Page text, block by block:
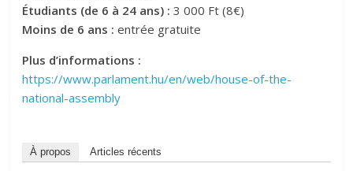
Étudiants (de 6 à 24 ans) : 3 000 Ft (8€)
Moins de 6 ans : entrée gratuite
Plus d’informations :
https://www.parlament.hu/en/web/house-of-the-
national-assembly
À propos Articles récents